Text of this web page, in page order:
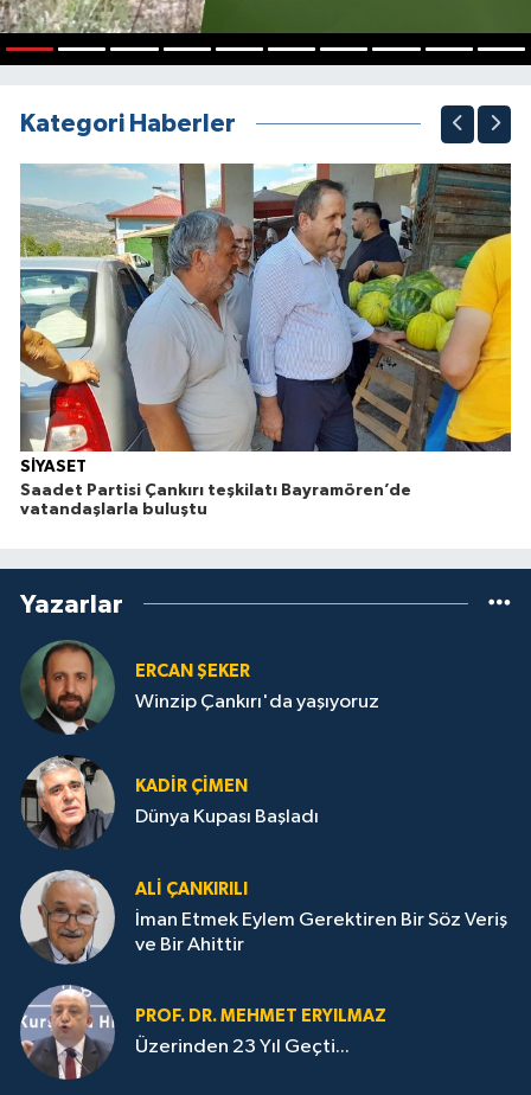
Kategori Haberler
SİYASET
Saadet Partisi Çankırı teşkilatı Bayramören’de
vatandaşlarla buluştu
Yazarlar
ERCAN ŞEKER
Winzip Çankırı'da yaşıyoruz
KADIR ÇIMEN
Dünya Kupası Başladı
ALI ÇANKIRILI
İman Etmek Eylem Gerektiren Bir Söz Veriş
ve Bir Ahittir
PROF. DR. MEHMET ERYILMAZ
Üzerinden 23 Yıl Geçti...